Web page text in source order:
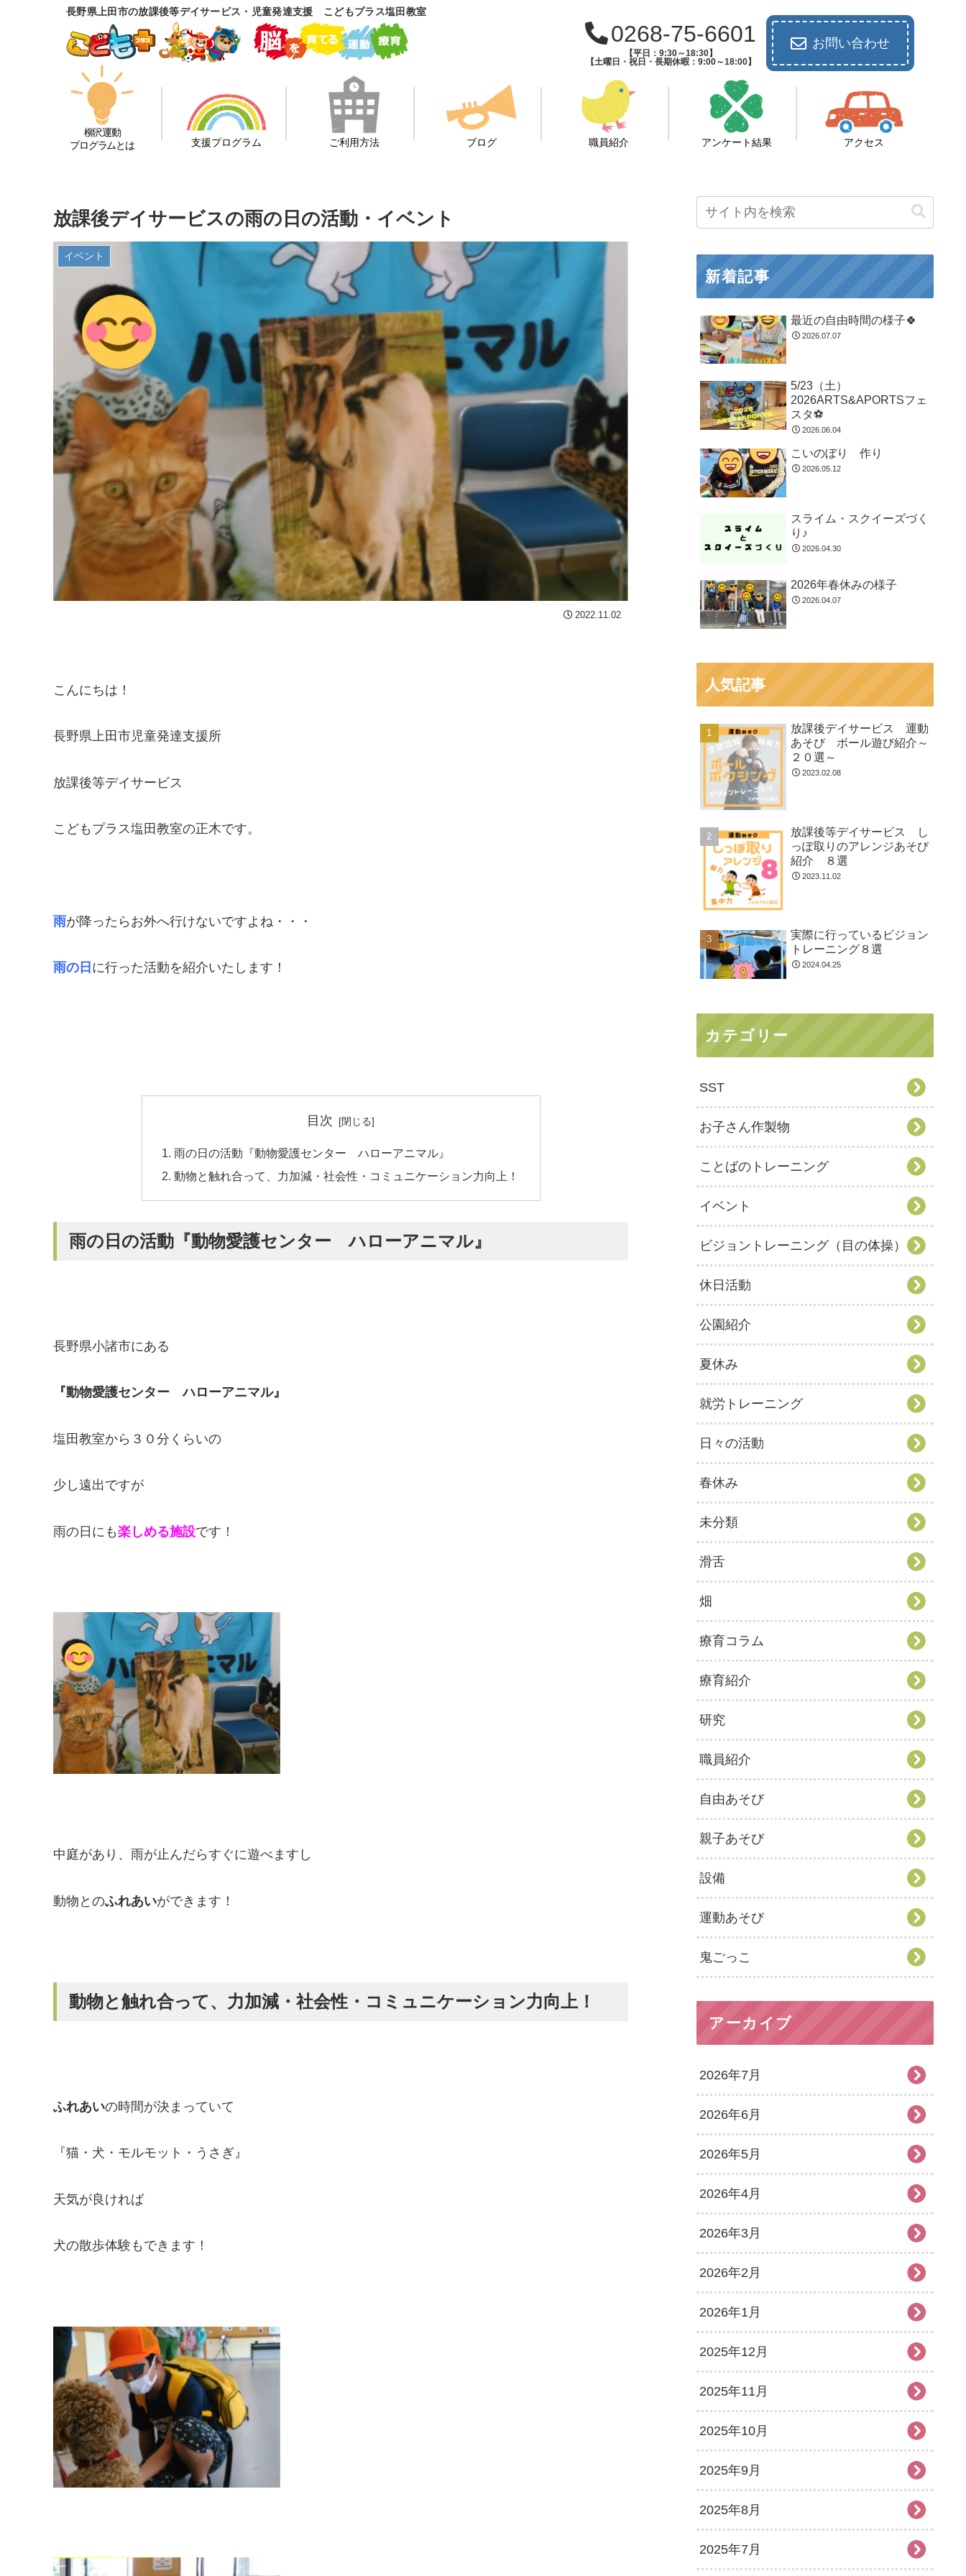
長野県上田市の放課後等デイサービス・児童発達支援 こどもプラス塩田教室
0268-75-6601
【平日：9:30～18:30】
【土曜日・祝日・長期休暇：9:00～18:00】
お問い合わせ
柳沢運動
プログラムとは
支援プログラム ご利用方法 ブログ 職員紹介 アンケート結果 アクセス
放課後デイサービスの雨の日の活動・イベント
イベント
2022.11.02
こんにちは！
長野県上田市児童発達支援所
放課後等デイサービス
こどもプラス塩田教室の正木です。
雨が降ったらお外へ行けないですよね・・・
雨の日 に行った活動を紹介いたします！
目次
雨の日の活動『動物愛護センター ハローアニマル』
動物と触れ合って、力加減・社会性・コミュニケーション力向上！
雨の日の活動『動物愛護センター ハローアニマル』
長野県小諸市にある
『動物愛護センター ハローアニマル』
塩田教室から３０分くらいの
少し遠出ですが
雨の日にも楽しめる施設です！
中庭があり、雨が止んだらすぐに遊べますし
動物とのふれあいができます！
動物と触れ合って、力加減・社会性・コミュニケーション力向上！
ふれあいの時間が決まっていて
『猫・犬・モルモット・うさぎ』
天気が良ければ
犬の散歩体験もできます！
新着記事
最近の自由時間の様子🍀
2026.07.07
5/23（土）
2026ARTS&APORTSフェ
スタ⚽
2026.06.04
こいのぼり 作り
2026.05.12
スライム・スクイーズづく
り♪
2026.04.30
2026年春休みの様子
2026.04.07
人気記事
放課後デイサービス 運動
あそび ボール遊び紹介～
２０選～
2023.02.08
放課後等デイサービス し
っぽ取りのアレンジあそび
紹介 ８選
2023.11.02
実際に行っているビジョン
トレーニング８選
2024.04.25
カテゴリー
SST
お子さん作製物
ことばのトレーニング
イベント
ビジョントレーニング（目の体操）
休日活動
公園紹介
夏休み
就労トレーニング
日々の活動
春休み
未分類
滑舌
畑
療育コラム
療育紹介
研究
職員紹介
自由あそび
親子あそび
設備
運動あそび
鬼ごっこ
アーカイブ
2026年7月
2026年6月
2026年5月
2026年4月
2026年3月
2026年2月
2026年1月
2025年12月
2025年11月
2025年10月
2025年9月
2025年8月
2025年7月